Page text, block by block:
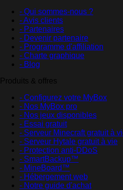
- Qui sommes-nous ?
- Avis clients
- Partenaires
- Devenir partenaire
- Programme d'affiliation
- Charte graphique
- Blog
Produits & offres
- Configurez votre MyBox
- Nos MyBox pro
- Nos jeux disponibles
- Essai gratuit
- Serveur Minecraft gratuit à
- Serveur Hytale gratuit à vie
- Protection anti-DDoS
- SmartBackup™
- MineBoard™
- Hébergement web
- Notre guide d'achat